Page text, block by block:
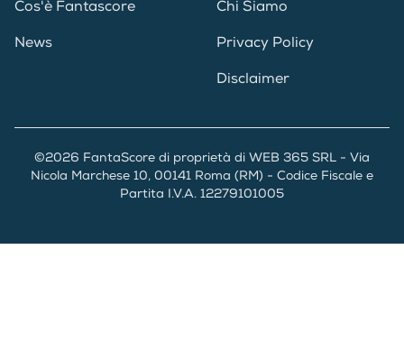
Cos'è Fantascore
News
Chi Siamo
Privacy Policy
Disclaimer
©2026 FantaScore di proprietà di WEB 365 SRL - Via
Nicola Marchese 10, 00141 Roma (RM) - Codice Fiscale e
Partita I.V.A. 12279101005